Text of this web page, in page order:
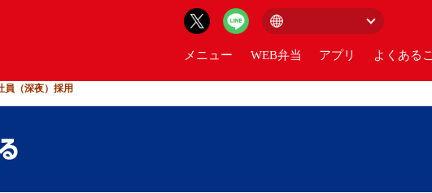
メニュー WEB弁当 アプリ よくある
員（深夜）採用